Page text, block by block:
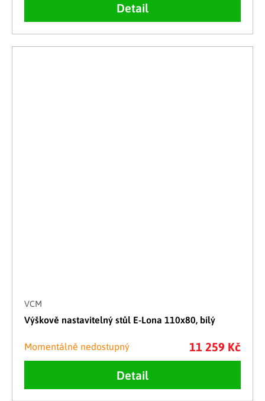
Detail
VCM
Výškově nastavitelný stůl E-Lona 110x80, bílý
Momentálně nedostupný 11 259 Kč
Detail